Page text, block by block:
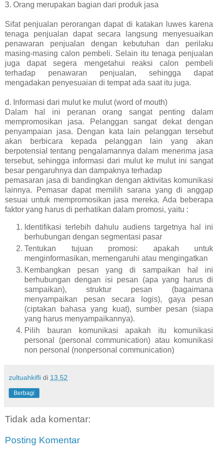
3. Orang merupakan bagian dari produk jasa
Sifat penjualan perorangan dapat di katakan luwes karena
tenaga penjualan dapat secara langsung menyesuaikan
penawaran penjualan dengan kebutuhan dan perilaku
masing-masing calon pembeli. Selain itu tenaga penjualan
juga dapat segera mengetahui reaksi calon pembeli
terhadap penawaran penjualan, sehingga dapat
mengadakan penyesuaian di tempat ada saat itu juga.
d. Informasi dari mulut ke mulut (word of mouth)
Dalam hal ini peranan orang sangat penting dalam
mempromosikan jasa. Pelanggan sangat dekat dengan
penyampaian jasa. Dengan kata lain pelanggan tersebut
akan berbicara kepada pelanggan lain yang akan
berpotensial tentang pengalamannya dalam menerima jasa
tersebut, sehingga informasi dari mulut ke mulut ini sangat
besar pengaruhnya dan dampaknya terhadap
pemasaran jasa di bandingkan dengan aktivitas komunikasi
lainnya. Pemasar dapat memilih sarana yang di anggap
sesuai untuk mempromosikan jasa mereka. Ada beberapa
faktor yang harus di perhatikan dalam promosi, yaitu :
Identifikasi terlebih dahulu audiens targetnya hal ini
berhubungan dengan segmentasi pasar
Tentukan tujuan promosi: apakah untuk
menginformasikan, memengaruhi atau mengingatkan
Kembangkan pesan yang di sampaikan hal ini
berhubungan dengan isi pesan (apa yang harus di
sampaikan), struktur pesan (bagaimana
menyampaikan pesan secara logis), gaya pesan
(ciptakan bahasa yang kuat), sumber pesan (siapa
yang harus menyampaikannya).
Pilih bauran komunikasi apakah itu komunikasi
personal (personal communication) atau komunikasi
non personal (nonpersonal communication)
zultuahkifli di 13.52
Berbagi
Tidak ada komentar:
Posting Komentar